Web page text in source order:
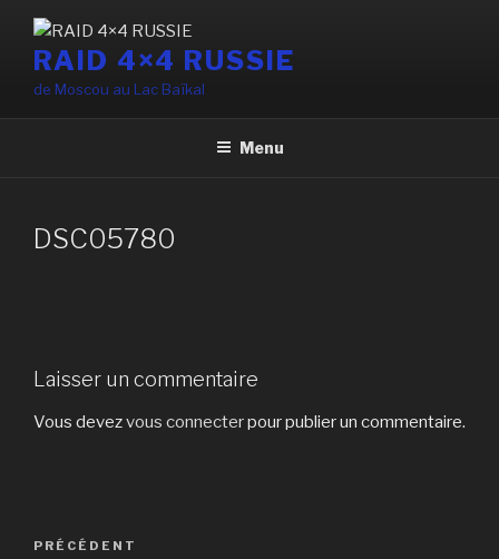
contenu
principal
RAID 4×4 RUSSIE
de Moscou au Lac Baïkal
Menu
DSC05780
Laisser un commentaire
Vous devezvous connecterpour publier un commentaire.
Navigation
Article
PRÉCÉDENT